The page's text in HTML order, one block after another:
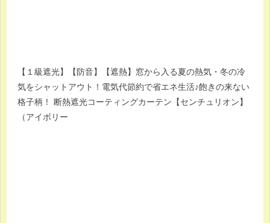
【１級遮光】【防音】【遮熱】窓から入る夏の熱気・冬の冷
気をシャットアウト！電気代節約で省エネ生活♪飽きの来ない
格子柄！ 断熱遮光コーティングカーテン【センチュリオン】
（アイボリー